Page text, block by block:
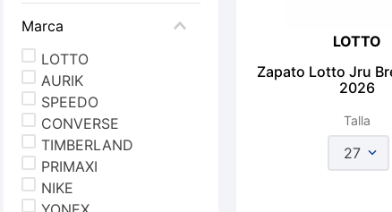
Marca
LOTTO
AURIK
SPEEDO
CONVERSE
TIMBERLAND
PRIMAXI
NIKE
LOTTO
Zapato Lotto Jru
2026
Talla
27